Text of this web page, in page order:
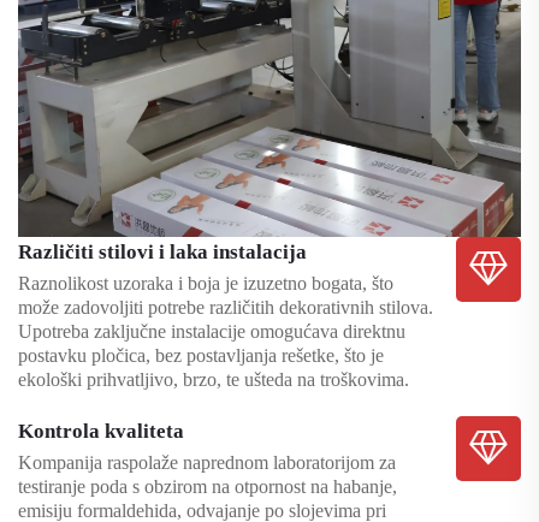
Različiti stilovi i laka instalacija
Raznolikost uzoraka i boja je izuzetno bogata, što
može zadovoljiti potrebe različitih dekorativnih stilova.
Upotreba zaključne instalacije omogućava direktnu
postavku pločica, bez postavljanja rešetke, što je
ekološki prihvatljivo, brzo, te ušteda na troškovima.
Kontrola kvaliteta
Kompanija raspolaže naprednom laboratorijom za
testiranje poda s obzirom na otpornost na habanje,
emisiju formaldehida, odvajanje po slojevima pri